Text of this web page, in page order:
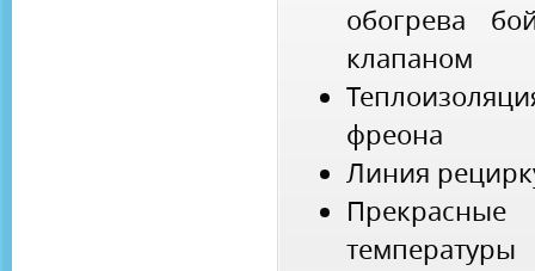
обогрева
клапаном
фреона
Линия
Прекрасные
температуры